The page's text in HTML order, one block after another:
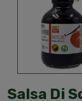
Salsa Di